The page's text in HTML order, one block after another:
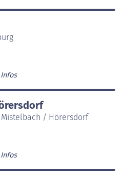
Mistelbach / Hörersdorf